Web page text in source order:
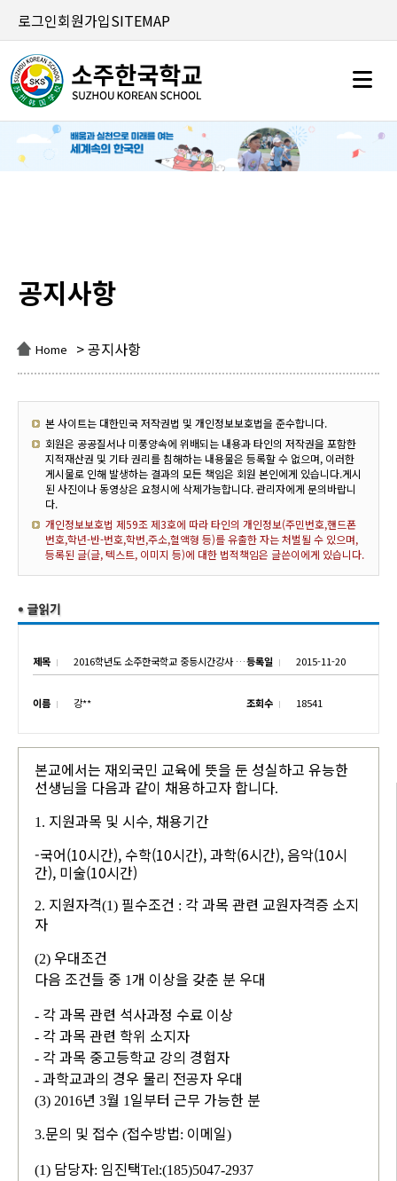
로그인회원가입SITEMAP
공지사항
Home > 공지사항
본 사이트는 대한민국 저작권법 및 개인정보보호법을 준수합니다.
회원은 공공질서나 미풍양속에 위배되는 내용과 타인의 저작권을 포함한
지적재산권 및 기타 권리를 침해하는 내용물은 등록할 수 없으며, 이러한
게시물로 인해 발생하는 결과의 모든 책임은 회원 본인에게 있습니다.게시
된 사진이나 동영상은 요청시에 삭제가능합니다. 관리자에게 문의바랍니
다.
개인정보보호법 제59조 제3호에 따라 타인의 개인정보(주민번호,핸드폰
번호,학년-반-번호,학번,주소,혈액형 등)를 유출한 자는 처벌될 수 있으며,
등록된 글(글, 텍스트, 이미지 등)에 대한 법적책임은 글쓴이에게 있습니다.
제목 2016학년도 소주한국학교 중등시간강사 채용 공고등록일 2015-11-20
이름 강** 조회수 18541
본교에서는 재외국민 교육에 뜻을 둔 성실하고 유능한
선생님을 다음과 같이 채용하고자 합니다.
1. 지원과목 및 시수, 채용기간
-국어(10시간), 수학(10시간), 과학(6시간), 음악(10시
간), 미술(10시간)
2. 지원자격(1) 필수조건 : 각 과목 관련 교원자격증 소지
자
(2) 우대조건
다음 조건들 중 1개 이상을 갖춘 분 우대
- 각 과목 관련 석사과정 수료 이상
- 각 과목 관련 학위 소지자
- 각 과목 중고등학교 강의 경험자
- 과학교과의 경우 물리 전공자 우대
(3) 2016년 3월 1 일부터 근무 가능한 분
3.문의 및 접수 (접수방법: 이메일)
(1) 담당자: 임진택Tel:(185)5047-2937